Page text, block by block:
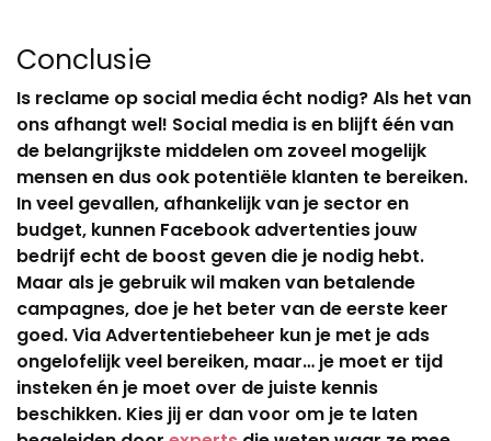
Conclusie
Is reclame op social media écht nodig? Als het van
ons afhangt wel! Social media is en blijft één van
de belangrijkste middelen om zoveel mogelijk
mensen en dus ook potentiële klanten te bereiken.
In veel gevallen, afhankelijk van je sector en
budget, kunnen Facebook advertenties jouw
bedrijf echt de boost geven die je nodig hebt.
Maar als je gebruik wil maken van betalende
campagnes, doe je het beter van de eerste keer
goed. Via Advertentiebeheer kun je met je ads
ongelofelijk veel bereiken, maar… je moet er tijd
insteken én je moet over de juiste kennis
beschikken. Kies jij er dan voor om je te laten